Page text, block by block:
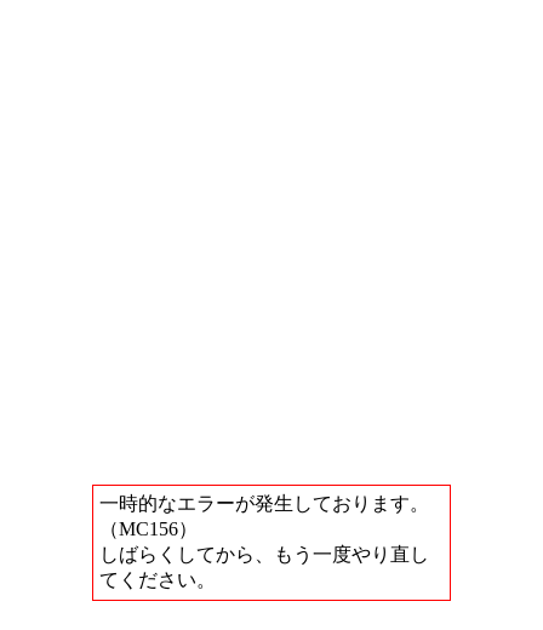
一時的なエラーが発生しております。
（MC156）
しばらくしてから、もう一度やり直し
てください。